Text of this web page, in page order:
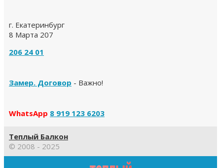
г. Екатеринбург
8 Марта 207
206 24 01
Замер. Договор - Важно!
WhatsApp 8 919 123 6203
Теплый Балкон
© 2008 - 2025